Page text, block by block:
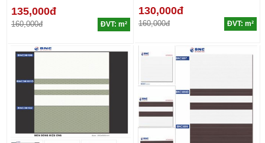
135,000đ
160,000đ ĐVT: m²
130,000đ
160,000đ ĐVT: m²